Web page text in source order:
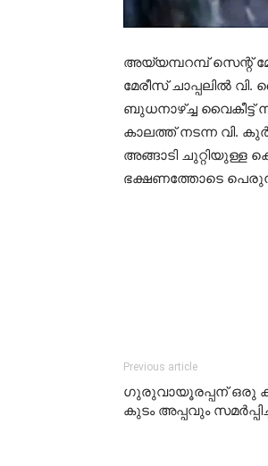
അയ്യമ്പറമ്പ് സെന്റ്
മേരീസ് ചാപ്പലില്‍
ബുധനാഴ്ച്ച വൈകീട്ട്
കാലത്ത് നടന്ന വി.
അങ്ങാടി ചുറ്റിയുള്ള
ഭക്ഷണത്തോടെ
Previous article
ഗുരുവായൂരപ്പന് ഒരു
കുടം അപ്പവും